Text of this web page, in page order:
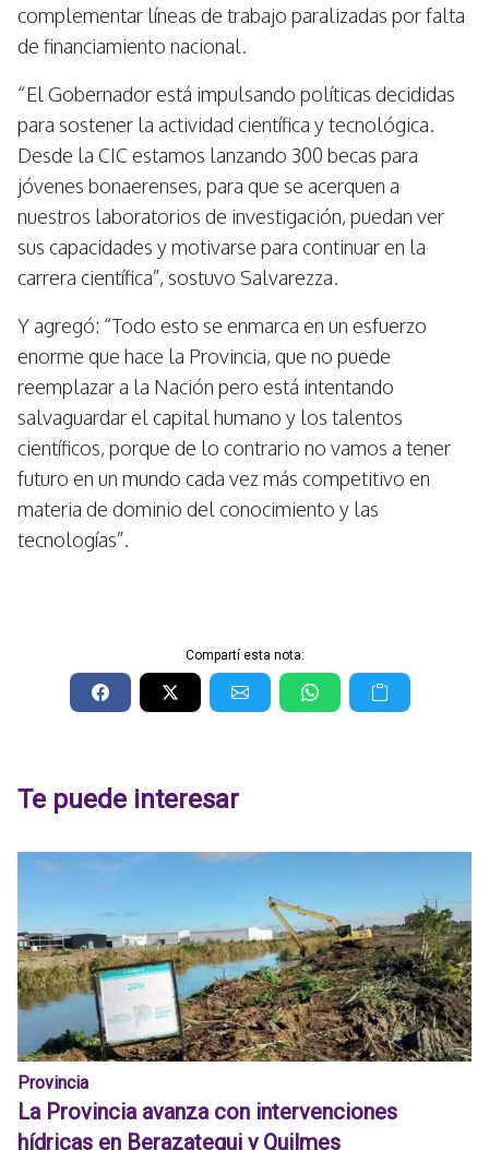
complementar líneas de trabajo paralizadas por falta
de financiamiento nacional.
“El Gobernador está impulsando políticas decididas
para sostener la actividad científica y tecnológica.
Desde la CIC estamos lanzando 300 becas para
jóvenes bonaerenses, para que se acerquen a
nuestros laboratorios de investigación, puedan ver
sus capacidades y motivarse para continuar en la
carrera científica”, sostuvo Salvarezza.
Y agregó: “Todo esto se enmarca en un esfuerzo
enorme que hace la Provincia, que no puede
reemplazar a la Nación pero está intentando
salvaguardar el capital humano y los talentos
científicos, porque de lo contrario no vamos a tener
futuro en un mundo cada vez más competitivo en
materia de dominio del conocimiento y las
tecnologías”.
Compartí esta nota:
Te puede interesar
Provincia
La Provincia avanza con intervenciones
hídricas en Berazategui y Quilmes